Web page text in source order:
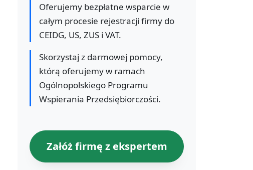
Oferujemy bezpłatne wsparcie w
całym procesie rejestracji firmy do
CEIDG, US, ZUS i VAT.
Skorzystaj z darmowej pomocy,
którą oferujemy w ramach
Ogólnopolskiego Programu
Wspierania Przedsiębiorczości.
Załóż firmę z ekspertem